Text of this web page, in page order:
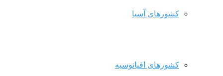
کشورهای آسیا
کشورهای اقیانوسیه